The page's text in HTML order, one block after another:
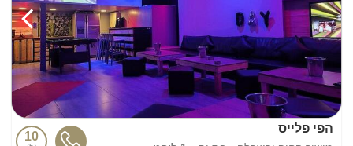
הפי פלייס
10